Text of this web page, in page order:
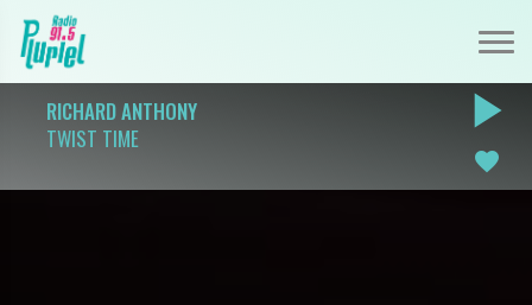
RICHARD ANTHONY
TWIST TIME
play_arrow
favorite